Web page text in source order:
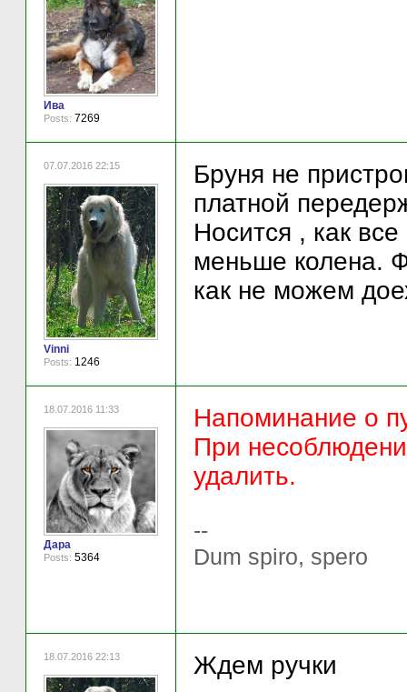
Ива
Posts: 7269
07.07.2016 22:15
Vinni
Posts: 1246
Бруня не
платной
Носится , как
меньше колена.
как не можем
18.07.2016 11:33
Дара
Posts: 5364
Напоминание о
При
удалить.
--
Dum spiro, spero
18.07.2016 22:13 Ждем ручки